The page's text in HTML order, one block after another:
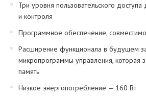
Три уровня пользовательского
и контроля
Программное обеспечение,
Расширение функционала в будущем
микропрограммы управления, которая
память
Низкое энергопотребление — 160 Вт